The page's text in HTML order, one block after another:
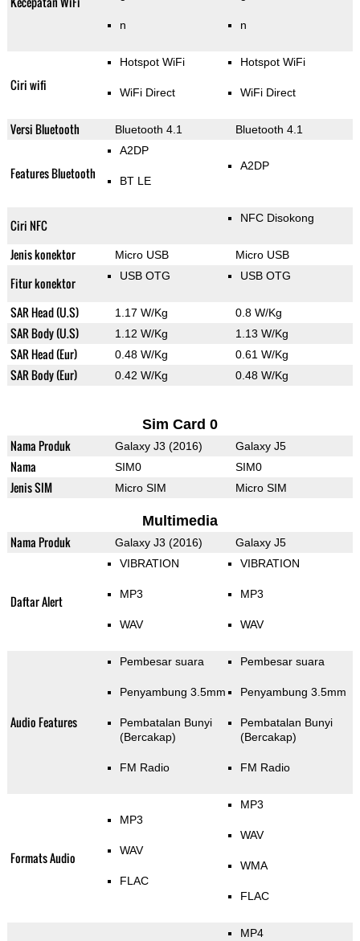
n n
Ciri wifi
Hotspot WiFi
WiFi Direct
Hotspot WiFi
WiFi Direct
Versi Bluetooth Bluetooth 4.1 Bluetooth 4.1
Features Bluetooth
A2DP
BT LE
A2DP
Ciri NFC NFC Disokong
Jenis konektor Micro USB Micro USB
Fitur konektor USB OTG USB OTG
SAR Head (U.S) 1.17 W/Kg 0.8 W/Kg
SAR Body (U.S) 1.12 W/Kg 1.13 W/Kg
SAR Head (Eur) 0.48 W/Kg 0.61 W/Kg
SAR Body (Eur) 0.42 W/Kg 0.48 W/Kg
Sim Card 0
Nama Produk Galaxy J3 (2016) Galaxy J5
Nama SIM0 SIM0
Jenis SIM Micro SIM Micro SIM
Multimedia
Nama Produk Galaxy J3 (2016) Galaxy J5
Daftar Alert
VIBRATION
MP3
WAV
VIBRATION
MP3
WAV
Audio Features
Pembesar suara
Penyambung 3.5mm
Pembatalan Bunyi
(Bercakap)
FM Radio
Pembesar suara
Penyambung 3.5mm
Pembatalan Bunyi
(Bercakap)
FM Radio
Formats Audio
MP3
WAV
FLAC
MP3
WAV
WMA
FLAC
MP4